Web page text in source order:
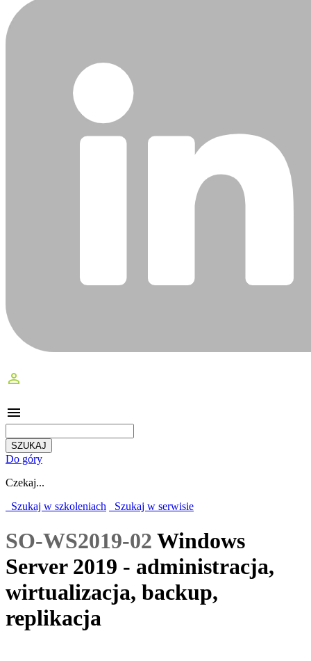
perm_identity
menu
Do góry
Czekaj...
Szukaj w szkoleniach
Szukaj w serwisie
SO-WS2019-02 Windows
Server 2019 - administracja,
wirtualizacja, backup,
replikacja